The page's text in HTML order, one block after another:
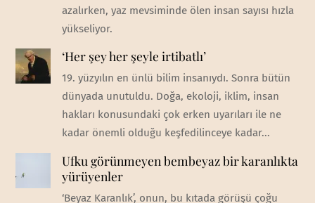
azalırken, yaz mevsiminde ölen insan sayısı hızla
yükseliyor.
‘Her şey her şeyle irtibatlı’
19. yüzyılın en ünlü bilim insanıydı. Sonra bütün
dünyada unutuldu. Doğa, ekoloji, iklim, insan
hakları konusundaki çok erken uyarıları ile ne
kadar önemli olduğu keşfedilinceye kadar...
Ufku görünmeyen bembeyaz bir karanlıkta
yürüyenler
‘Beyaz Karanlık’, onun, bu kıtada görüşü çoğu